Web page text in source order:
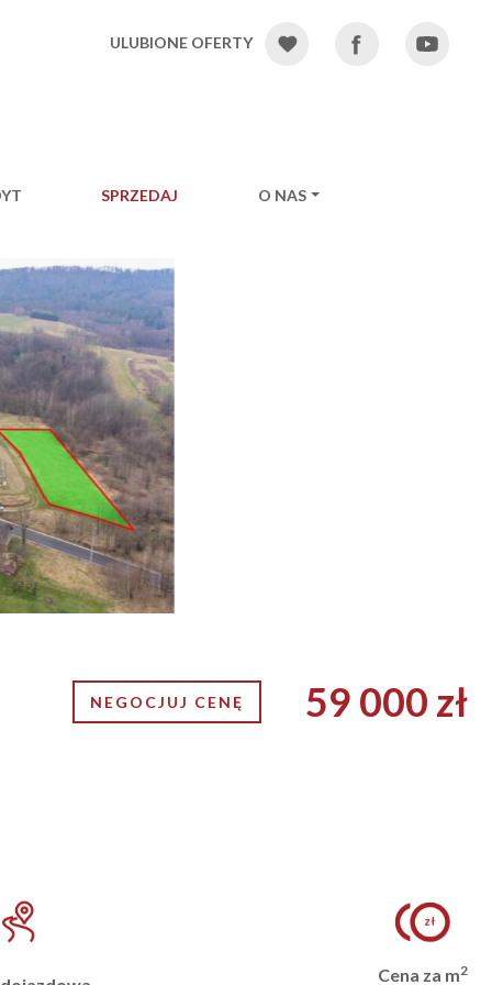
ULUBIONE OFERTY
SPRZEDAJ O NAS
NEGOCJUJ CENĘ 59 000 zł
Cena za m2